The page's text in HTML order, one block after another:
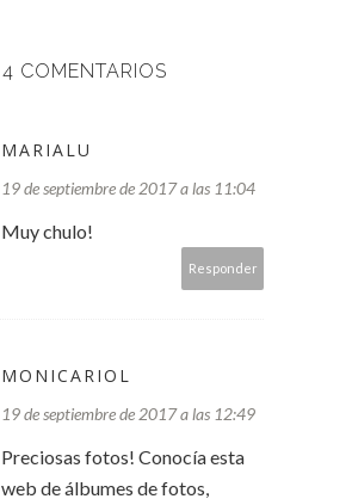
4 COMENTARIOS
MARIALU
19 de septiembre de 2017 a las 11:04
Muy chulo!
Responder
MONICARIOL
19 de septiembre de 2017 a las 12:49
Preciosas fotos! Conocía esta
web de álbumes de fotos,